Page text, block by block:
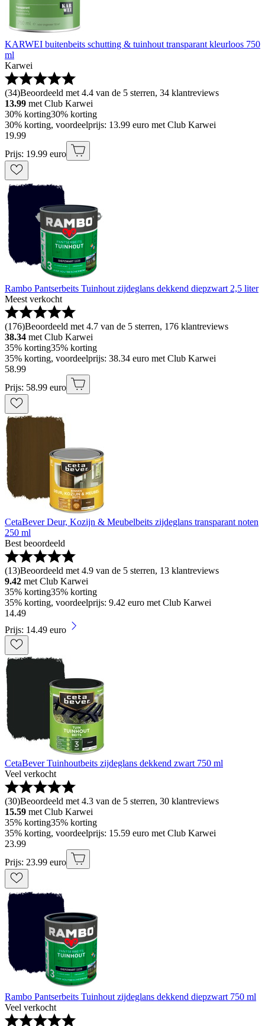
KARWEI buitenbeits schutting & tuinhout transparant kleurloos 750
ml
Karwei
(34)Beoordeeld met 4.4 van de 5 sterren, 34 klantreviews
13.99 met Club Karwei
30% korting30% korting
30% korting, voordeelprijs: 13.99 euro met Club Karwei
19.99
Prijs: 19.99 euro
Rambo Pantserbeits Tuinhout zijdeglans dekkend diepzwart 2,5 liter
Meest verkocht
(176)Beoordeeld met 4.7 van de 5 sterren, 176 klantreviews
38.34 met Club Karwei
35% korting35% korting
35% korting, voordeelprijs: 38.34 euro met Club Karwei
58.99
Prijs: 58.99 euro
CetaBever Deur, Kozijn & Meubelbeits zijdeglans transparant noten
250 ml
Best beoordeeld
(13)Beoordeeld met 4.9 van de 5 sterren, 13 klantreviews
9.42 met Club Karwei
35% korting35% korting
35% korting, voordeelprijs: 9.42 euro met Club Karwei
14.49
Prijs: 14.49 euro
CetaBever Tuinhoutbeits zijdeglans dekkend zwart 750 ml
Veel verkocht
(30)Beoordeeld met 4.3 van de 5 sterren, 30 klantreviews
15.59 met Club Karwei
35% korting35% korting
35% korting, voordeelprijs: 15.59 euro met Club Karwei
23.99
Prijs: 23.99 euro
Rambo Pantserbeits Tuinhout zijdeglans dekkend diepzwart 750 ml
Veel verkocht